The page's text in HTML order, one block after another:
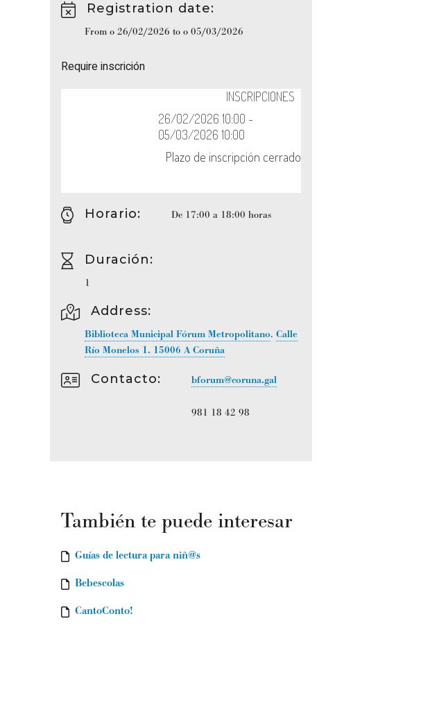
Registration date:
From o 26/02/2026 to o 05/03/2026
Require inscrición
Horario: De 17:00 a 18:00 horas
Duración:
1
Address:
Biblioteca Municipal Fórum Metropolitano. Calle
Río Monelos 1. 15006 A Coruña
Contacto: bforum@coruna.gal
981 18 42 98
También te puede interesar
Guías de lectura para niñ@s
Bebescolas
CantoConto!